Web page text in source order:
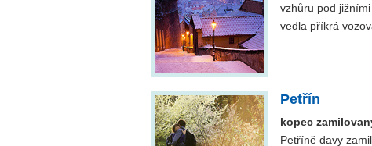
vzhůru pod
vedla příkrá
Petřín
kopec
Petříně davy